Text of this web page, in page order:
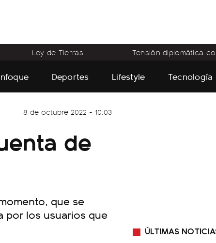
Ley de Tierras Tensión diplomática
Deportes Lifestyle Tecnología
8 de octubre 2022 - 10:03
de
que se
por los usuarios que
ÚLTIMAS